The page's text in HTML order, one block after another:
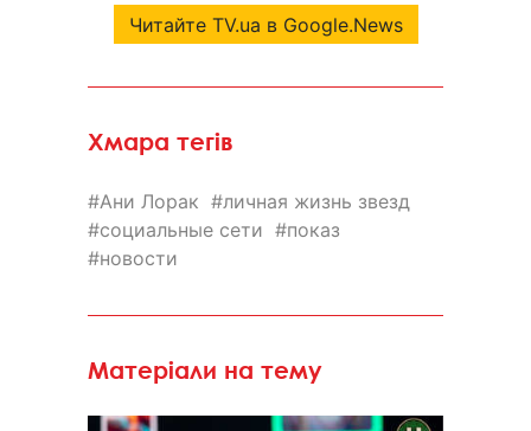
Читайте TV.ua в Google.News
Хмара тегів
Ани Лорак
личная жизнь звезд
социальные сети
показ
новости
Матеріали на тему